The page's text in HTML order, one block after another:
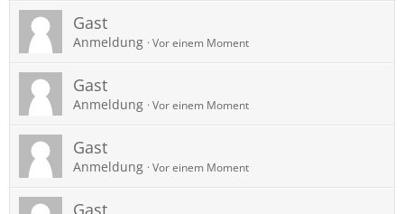
Gast
Anmeldung Vor einem Moment
Gast
Anmeldung Vor einem Moment
Gast
Anmeldung Vor einem Moment
Gast